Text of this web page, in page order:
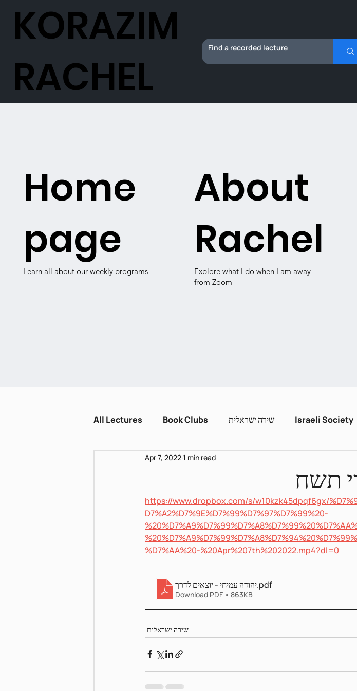
KORAZIM
RACHEL
All Lectures Book Clubs שירה ישראלית Israeli Society
Dissent and Crisis Zot Hashira
Pnei Shabbat
תשח
Apr 7, 20221 min read
https://www.dropbox.com/s/w10kzk45dpqf6gx/
D7%A2%D7%9E%D7%99%D7%97%D7%99%20-
%D7%AA%20-%20Apr%207th%202022.mp4?dl=0
יהודה עמיחי - יוצאים לדרך.pdf
Download PDF • 863KB
שירה ישראלית
About
Rachel
Explore what I do when I am away
from Zoom
Home
page
Learn all about our weekly programs